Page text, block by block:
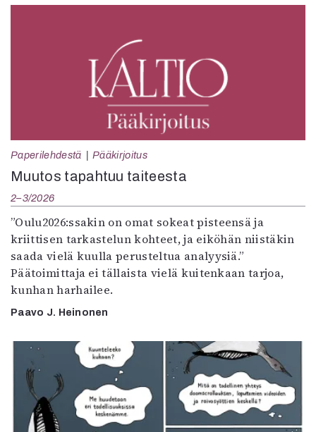
Paperilehdestä Pääkirjoitus
Muutos tapahtuu taiteesta
2–3/2026
”Oulu2026:ssakin on omat sokeat pisteensä ja
kriittisen tarkastelun kohteet, ja eiköhän niistäkin
saada vielä kuulla perusteltua analyysiä.”
Päätoimittaja ei tällaista vielä kuitenkaan tarjoa,
kunhan harhailee.
Paavo J. Heinonen